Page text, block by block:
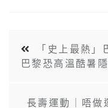
「史上最熱
巴黎恐高溫酷暑
長壽運動｜唔做